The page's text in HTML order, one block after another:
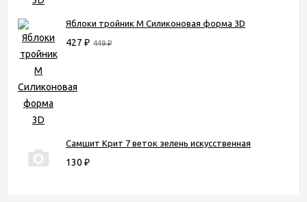
Яблоки тройник М Силиконовая форма 3D
427 ₽ 449₽
Самшит Крит 7 веток зелень искусственная
130 ₽